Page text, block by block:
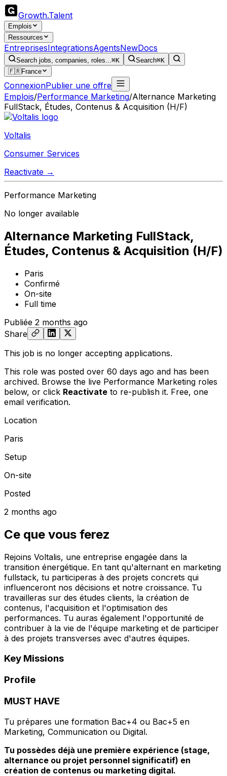
Growth.Talent
Emplois
Ressources
EntreprisesIntegrationsAgentsNewDocs
Search jobs, companies, roles...⌘K Search⌘K
🇫🇷France
ConnexionPublier une offre
Emplois/Performance Marketing/Alternance Marketing
FullStack, Études, Contenus & Acquisition (H/F)
Voltalis
Consumer Services
Reactivate →
Performance Marketing
No longer available
Alternance Marketing FullStack,
Études, Contenus & Acquisition (H/F)
Paris
Confirmé
On-site
Full time
Publiée 2 months ago
Share
This job is no longer accepting applications.
This role was posted over 60 days ago and has been
archived. Browse the live Performance Marketing roles
below, or click Reactivate to re-publish it. Free, one
email verification.
Location
Paris
Setup
On-site
Posted
2 months ago
Ce que vous ferez
Rejoins Voltalis, une entreprise engagée dans la
transition énergétique. En tant qu'alternant en marketing
fullstack, tu participeras à des projets concrets qui
influenceront nos décisions et notre croissance. Tu
travailleras sur des études clients, la création de
contenus, l'acquisition et l'optimisation des
performances. Tu auras également l'opportunité de
contribuer à la vie de l'équipe marketing et de participer
à des projets transverses avec d'autres équipes.
Key Missions
Profile
MUST HAVE
Tu prépares une formation Bac+4 ou Bac+5 en
Marketing, Communication ou Digital.
Tu possèdes déjà une première expérience (stage,
alternance ou projet personnel significatif) en
création de contenus ou marketing digital.